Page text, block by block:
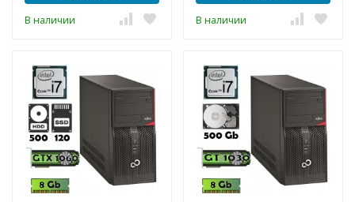
В наличии В наличии